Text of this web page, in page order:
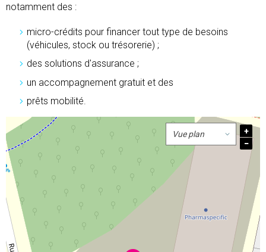
notamment des :
micro-crédits pour financer tout type de besoins
(véhicules, stock ou trésorerie) ;
des solutions d'assurance ;
un accompagnement gratuit et des
prêts mobilité.
+
−